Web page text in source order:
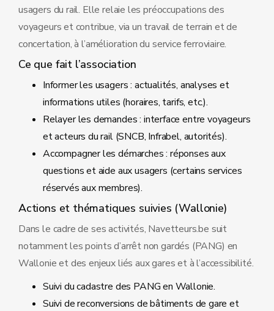
usagers du rail. Elle relaie les préoccupations des
voyageurs et contribue, via un travail de terrain et de
concertation, à l’amélioration du service ferroviaire.
Ce que fait l’association
Informer les usagers : actualités, analyses et
informations utiles (horaires, tarifs, etc.).
Relayer les demandes : interface entre voyageurs
et acteurs du rail (SNCB, Infrabel, autorités).
Accompagner les démarches : réponses aux
questions et aide aux usagers (certains services
réservés aux membres).
Actions et thématiques suivies (Wallonie)
Dans le cadre de ses activités, Navetteurs.be suit
notamment les points d’arrêt non gardés (PANG) en
Wallonie et des enjeux liés aux gares et à l’accessibilité.
Suivi du cadastre des PANG en Wallonie.
Suivi de reconversions de bâtiments de gare et